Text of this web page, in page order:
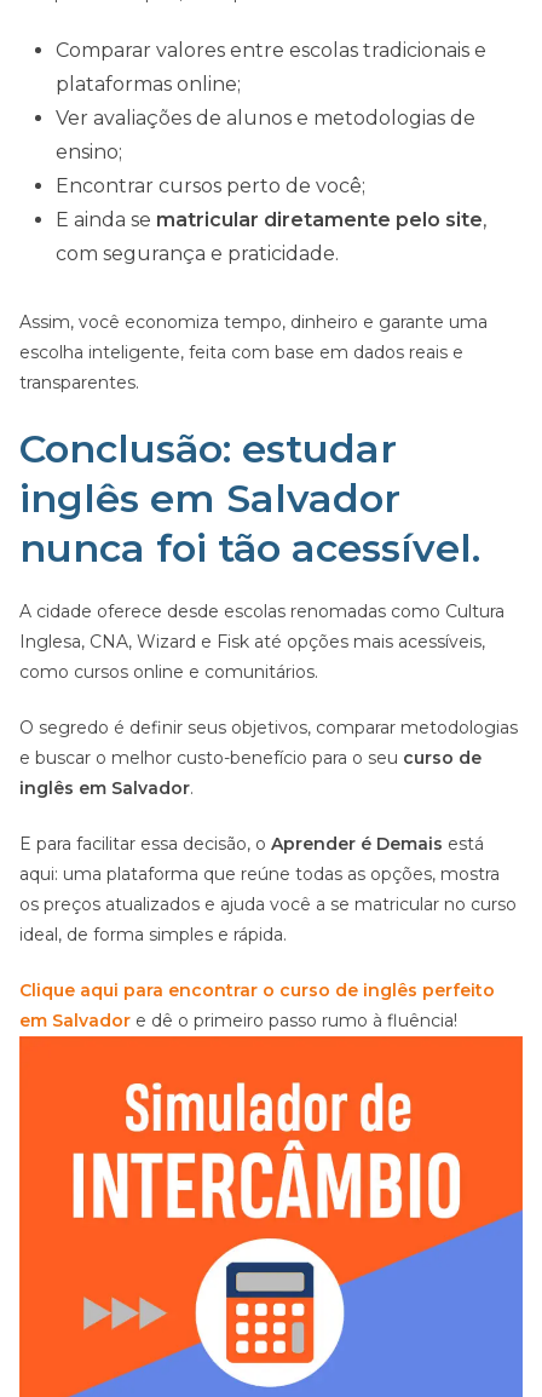
Comparar valores entre escolas tradicionais e
plataformas online;
Ver avaliações de alunos e metodologias de
ensino;
Encontrar cursos perto de você;
E ainda se matricular diretamente pelo site,
com segurança e praticidade.
Assim, você economiza tempo, dinheiro e garante uma
escolha inteligente, feita com base em dados reais e
transparentes.
Conclusão: estudar
inglês em Salvador
nunca foi tão acessível.
A cidade oferece desde escolas renomadas como Cultura
Inglesa, CNA, Wizard e Fisk até opções mais acessíveis,
como cursos online e comunitários.
O segredo é definir seus objetivos, comparar metodologias
e buscar o melhor custo-benefício para o seu curso de
inglês em Salvador.
E para facilitar essa decisão, o Aprender é Demais está
aqui: uma plataforma que reúne todas as opções, mostra
os preços atualizados e ajuda você a se matricular no curso
ideal, de forma simples e rápida.
Clique aqui para encontrar o curso de inglês perfeito
em Salvador e dê o primeiro passo rumo à fluência!